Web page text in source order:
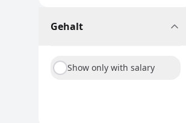
Gehalt
Show only with salary